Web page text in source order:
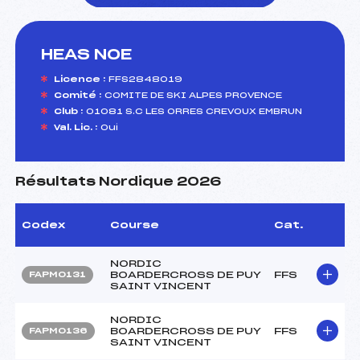
HEAS NOE
Licence : FFS2848019
Comité : COMITE DE SKI ALPES PROVENCE
Club : 01081 S.C LES ORRES CREVOUX EMBRUN
Val. Lic. : Oui
Résultats Nordique 2026
Codex Course Cat.
FAPM0131
NORDIC
BOARDERCROSS DE PUY
SAINT VINCENT
FFS
FAPM0136
NORDIC
BOARDERCROSS DE PUY
SAINT VINCENT
FFS